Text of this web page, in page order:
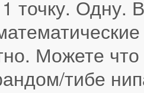
точку. Одну.
Можете что
тибе